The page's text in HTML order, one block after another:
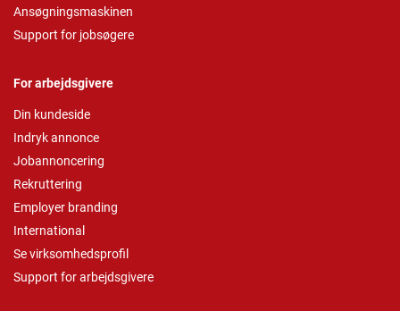
Ansøgningsmaskinen
Support for jobsøgere
For arbejdsgivere
Din kundeside
Indryk annonce
Jobannoncering
Rekruttering
Employer branding
International
Se virksomhedsprofil
Support for arbejdsgivere